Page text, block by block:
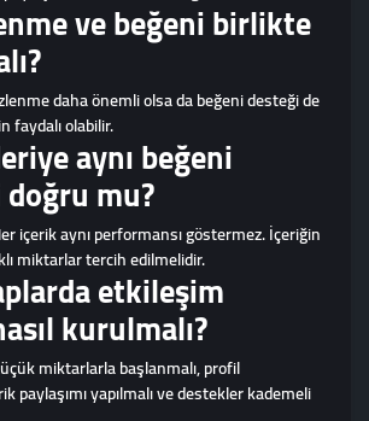
ve beğeni birlikte
daha önemli olsa da beğeni desteği de
faydalı olabilir.
aynı beğeni
mu?
içerik aynı performansı göstermez. İçeriğin
miktarlar tercih edilmelidir.
etkileşim
kurulmalı?
miktarlarla başlanmalı, profil
paylaşımı yapılmalı ve destekler kademeli